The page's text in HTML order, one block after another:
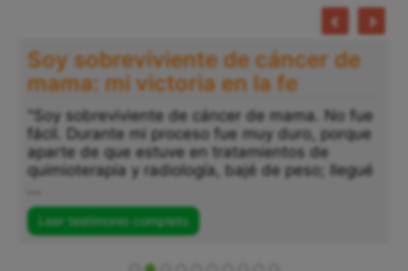
Soy sobreviviente de cáncer de
mama: mi victoria en la fe
"Soy sobreviviente de cáncer de mama. No fue
fácil. Durante mi proceso fue muy duro, porque
aparte de que estuve en tratamientos de
quimioterapia y radiología, bajé de peso; llegué
Leer testimonio completo